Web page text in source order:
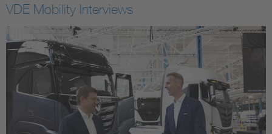
VDE Mobility Interviews